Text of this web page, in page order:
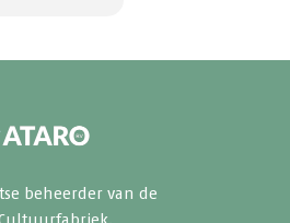
beheerder van de